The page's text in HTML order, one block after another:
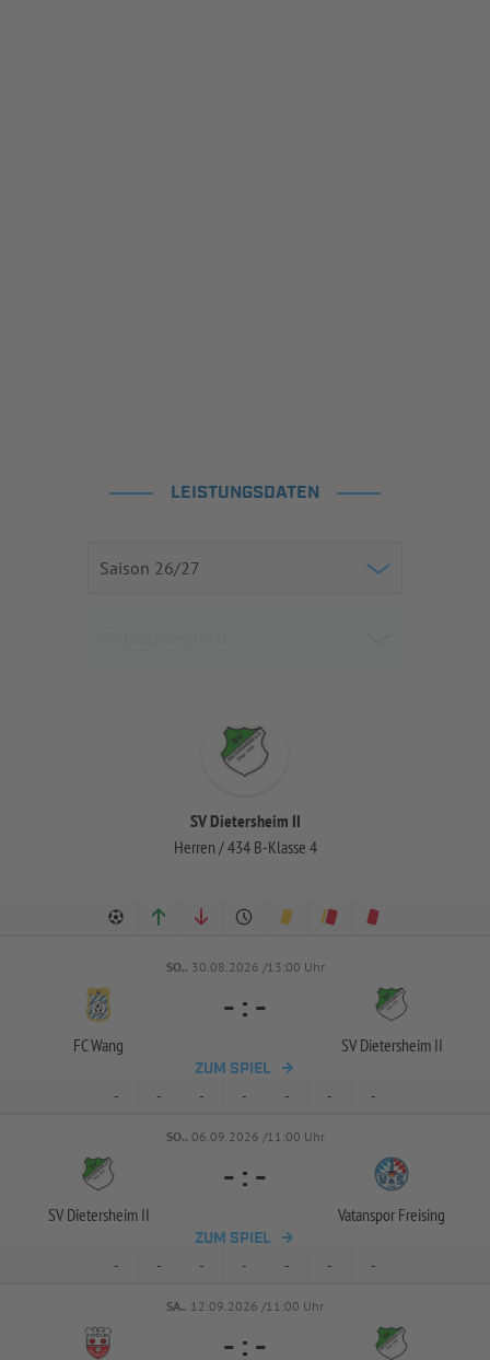
LEISTUNGSDATEN
SV Dietersheim II
Herren / 434 B-Klasse 4
SO.. 30.08.2026 /13:00 Uhr
FC Wang
- : -
SV Dietersheim II
ZUM SPIEL
- - - - - - -
SO.. 06.09.2026 /11:00 Uhr
SV Dietersheim II
- : -
Vatanspor Freising
ZUM SPIEL
- - - - - - -
SA.. 12.09.2026 /11:00 Uhr
- : -